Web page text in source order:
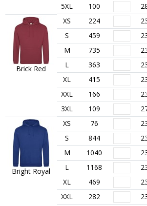
5XL
100
Brick Red
XS 224
S
459
M
735
L
363
XL
415
XXL
166
3XL
109
Bright Royal
XS 76
S
844
M
1040
L
1168
XL
469
XXL
282